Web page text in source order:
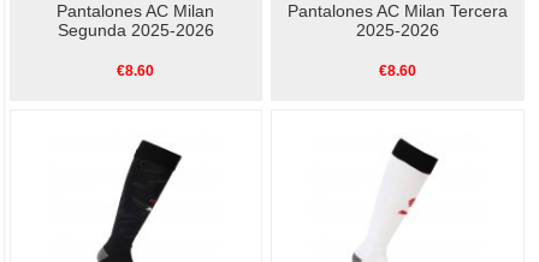
Pantalones AC Milan
Segunda 2025-2026
€8.60
Pantalones AC Milan Tercera
2025-2026
€8.60